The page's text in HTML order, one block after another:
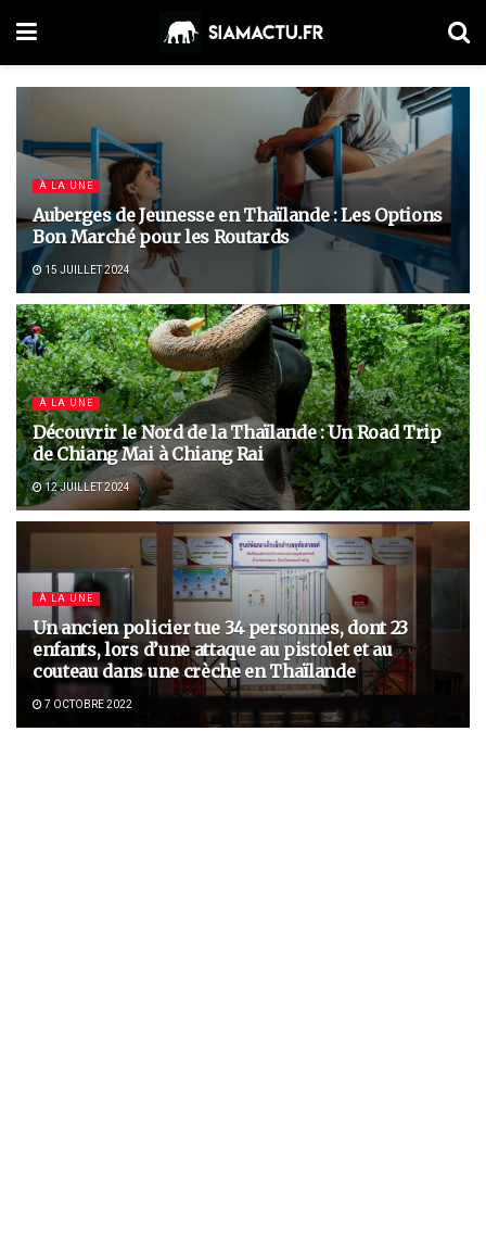
À LA UNE
Auberges de Jeunesse en Thaïlande : Les Options
Bon Marché pour les Routards
15 JUILLET 2024
À LA UNE
Découvrir le Nord de la Thaïlande : Un Road Trip
de Chiang Mai à Chiang Rai
12 JUILLET 2024
À LA UNE
Un ancien policier tue 34 personnes, dont 23
enfants, lors d’une attaque au pistolet et au
couteau dans une crèche en Thaïlande
7 OCTOBRE 2022